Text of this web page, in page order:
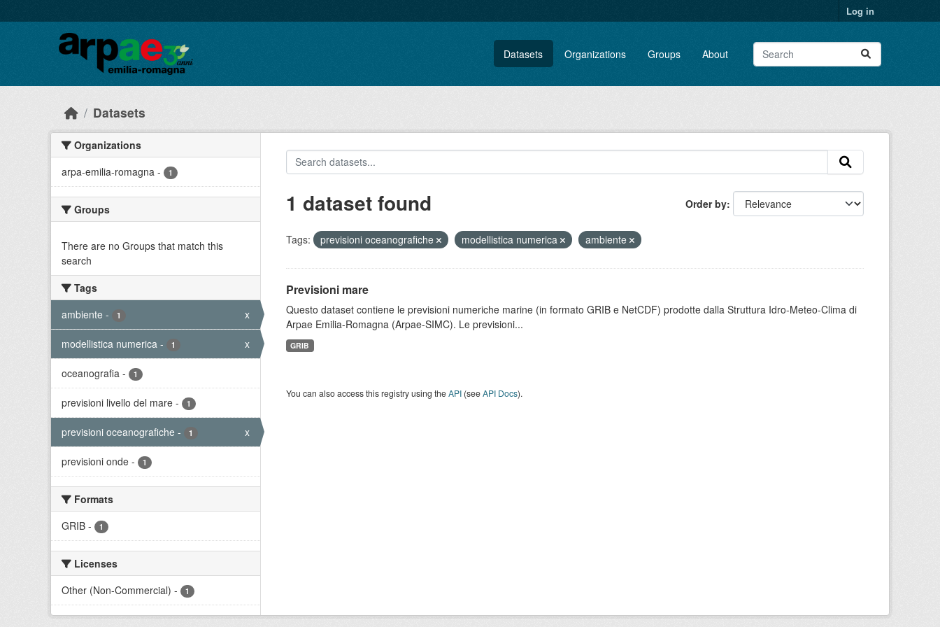
Log in
Datasets Organizations Groups About
Datasets
Organizations
arpa-emilia-romagna - 1
Groups
There are no Groups that match this
search
Tags
ambiente - 1 x
modellistica numerica - 1 x
oceanografia - 1
previsioni livello del mare - 1
previsioni oceanografiche - 1 x
previsioni onde - 1
Formats
GRIB - 1
Licenses
Other (Non-Commercial) - 1
Order by
1 dataset found
Tags: previsioni oceanografiche modellistica numerica ambiente
Previsioni mare
Questo dataset contiene le previsioni numeriche marine (in formato GRIB e NetCDF) prodotte dalla Struttura Idro-Meteo-Clima di
Arpae Emilia-Romagna (Arpae-SIMC). Le previsioni...
GRIB
You can also access this registry using theAPI(seeAPI Docs).